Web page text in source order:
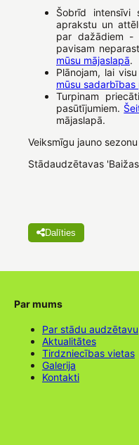
Šobrīd intensīvi
aprakstu un
par dažādiem -
pavisam
mūsu mājaslapā.
Plānojam, lai
mūsu sadarbības
Turpinam
pasūtījumiem.
mājaslapā.
Veiksmīgu jauno
Stādaudzētavas
Dalīties
Par mums
Par stādu audzētavu
Aktualitātes
Tirdzniecības vietas
Galerija
Kontakti